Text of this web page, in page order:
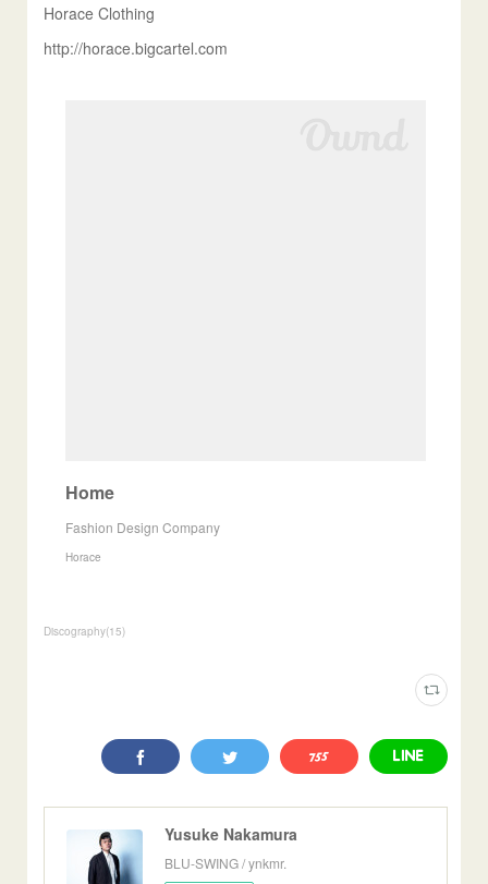
Horace Clothing
http://horace.bigcartel.com
Home
Fashion Design Company
Horace
Discography(15)
Yusuke Nakamura
BLU-SWING / ynkmr.